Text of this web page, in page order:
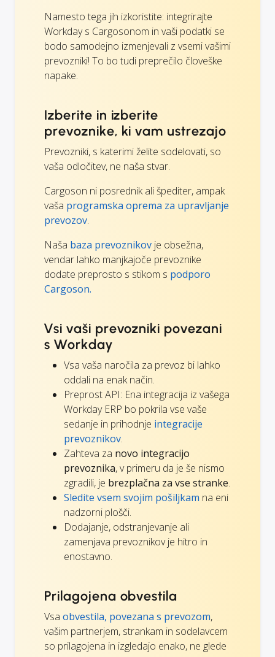
Namesto tega jih izkoristite: integrirajte
Workday s Cargosonom in vaši podatki se
bodo samodejno izmenjevali z vsemi vašimi
prevozniki! To bo tudi preprečilo človeške
napake.
Izberite in izberite
prevoznike, ki vam ustrezajo
Prevozniki, s katerimi želite sodelovati, so
vaša odločitev, ne naša stvar.
Cargoson ni posrednik ali špediter, ampak
vaša programska oprema za upravljanje
prevozov.
Naša baza prevoznikov je obsežna,
vendar lahko manjkajoče prevoznike
dodate preprosto s stikom s podporo
Cargoson.
Vsi vaši prevozniki povezani
s Workday
Vsa vaša naročila za prevoz bi lahko
oddali na enak način.
Preprost API: Ena integracija iz vašega
Workday ERP bo pokrila vse vaše
sedanje in prihodnje integracije
prevoznikov.
Zahteva za novo integracijo
prevoznika, v primeru da je še nismo
zgradili, je brezplačna za vse stranke.
Sledite vsem svojim pošiljkam na eni
nadzorni plošči.
Dodajanje, odstranjevanje ali
zamenjava prevoznikov je hitro in
enostavno.
Prilagojena obvestila
Vsa obvestila, povezana s prevozom,
vašim partnerjem, strankam in sodelavcem
so prilagojena in izgledajo enako, ne glede